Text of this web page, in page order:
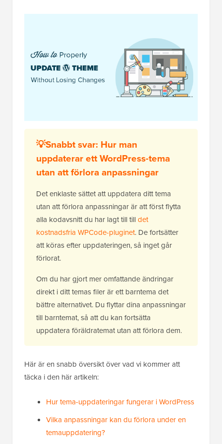
💡Snabbt svar: Hur man
uppdaterar ett WordPress-tema
utan att förlora anpassningar
Det enklaste sättet att uppdatera ditt tema
utan att förlora anpassningar är att först flytta
alla kodavsnitt du har lagt till tilldet
kostnadsfria WPCode-pluginet. De fortsätter
att köras efter uppdateringen, så inget går
förlorat.
Om du har gjort mer omfattande ändringar
direkt i ditt temas filer är ett barntema det
bättre alternativet. Du flyttar dina anpassningar
till barntemat, så att du kan fortsätta
uppdatera föräldratemat utan att förlora dem.
Här är en snabb översikt över vad vi kommer att
täcka i den här artikeln:
Hur tema-uppdateringar fungerar i WordPress
Vilka anpassningar kan du förlora under en
temauppdatering?